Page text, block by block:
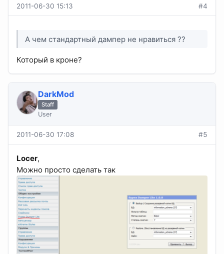
2011-06-30 15:13 #4
А чем стандартный дампер не нравиться ??
Который в кроне?
DarkMod
Staff
User
2011-06-30 17:08 #5
Locer,
Можно просто сделать так